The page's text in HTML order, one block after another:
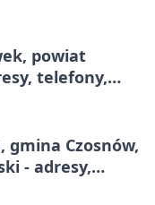
powiat
telefony,
gmina Czosnów,
- adresy,